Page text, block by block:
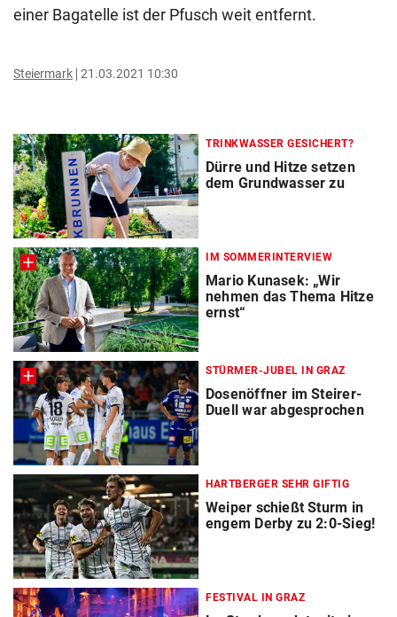
einer Bagatelle ist der Pfusch weit entfernt.
Steiermark 21.03.2021 10:30
TRINKWASSER GESICHERT?
Dürre und Hitze setzen
dem Grundwasser zu
IM SOMMERINTERVIEW
Mario Kunasek: „Wir
nehmen das Thema Hitze
ernst“
STÜRMER-JUBEL IN GRAZ
Dosenöffner im Steirer-
Duell war abgesprochen
HARTBERGER SEHR GIFTIG
Weiper schießt Sturm in
engem Derby zu 2:0-Sieg!
FESTIVAL IN GRAZ